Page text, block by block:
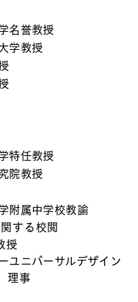
名誉教授
学教授
特任教授
院教授
附属中学校教諭
する校閲
授
ユニバーサルデザイン
理事